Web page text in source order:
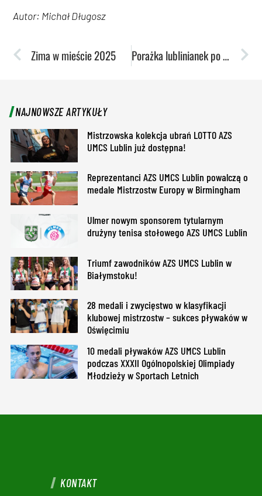
Autor: Michał Długosz
Zima w mieście 2025 Porażka lublinianek po walce do końca. Do pucharu zabrakło niewiele
NAJNOWSZE ARTYKUŁY
Mistrzowska kolekcja ubrań LOTTO AZS
UMCS Lublin już dostępna!
Reprezentanci AZS UMCS Lublin powalczą o
medale Mistrzostw Europy w Birmingham
Ulmer nowym sponsorem tytularnym
drużyny tenisa stołowego AZS UMCS Lublin
Triumf zawodników AZS UMCS Lublin w
Białymstoku!
28 medali i zwycięstwo w klasyfikacji
klubowej mistrzostw – sukces pływaków w
Oświęcimiu
10 medali pływaków AZS UMCS Lublin
podczas XXXII Ogólnopolskiej Olimpiady
Młodzieży w Sportach Letnich
KONTAKT